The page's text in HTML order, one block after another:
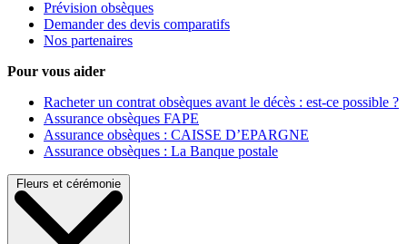
Prévision obsèques
Demander des devis comparatifs
Nos partenaires
Pour vous aider
Racheter un contrat obsèques avant le décès : est-ce possible ?
Assurance obsèques FAPE
Assurance obsèques : CAISSE D’EPARGNE
Assurance obsèques : La Banque postale
Fleurs et cérémonie